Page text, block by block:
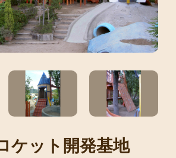
ケット開発基地